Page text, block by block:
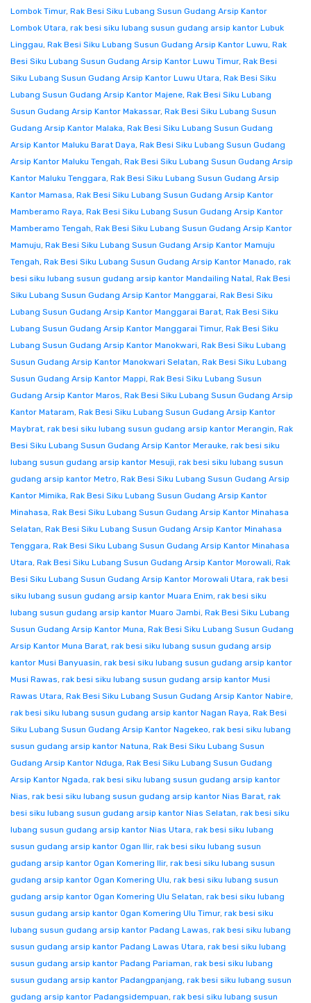
Lombok Timur, Rak Besi Siku Lubang Susun Gudang Arsip Kantor
Lombok Utara, rak besi siku lubang susun gudang arsip kantor Lubuk
Linggau, Rak Besi Siku Lubang Susun Gudang Arsip Kantor Luwu, Rak
Besi Siku Lubang Susun Gudang Arsip Kantor Luwu Timur, Rak Besi
Siku Lubang Susun Gudang Arsip Kantor Luwu Utara, Rak Besi Siku
Lubang Susun Gudang Arsip Kantor Majene, Rak Besi Siku Lubang
Susun Gudang Arsip Kantor Makassar, Rak Besi Siku Lubang Susun
Gudang Arsip Kantor Malaka, Rak Besi Siku Lubang Susun Gudang
Arsip Kantor Maluku Barat Daya, Rak Besi Siku Lubang Susun Gudang
Arsip Kantor Maluku Tengah, Rak Besi Siku Lubang Susun Gudang Arsip
Kantor Maluku Tenggara, Rak Besi Siku Lubang Susun Gudang Arsip
Kantor Mamasa, Rak Besi Siku Lubang Susun Gudang Arsip Kantor
Mamberamo Raya, Rak Besi Siku Lubang Susun Gudang Arsip Kantor
Mamberamo Tengah, Rak Besi Siku Lubang Susun Gudang Arsip Kantor
Mamuju, Rak Besi Siku Lubang Susun Gudang Arsip Kantor Mamuju
Tengah, Rak Besi Siku Lubang Susun Gudang Arsip Kantor Manado, rak
besi siku lubang susun gudang arsip kantor Mandailing Natal, Rak Besi
Siku Lubang Susun Gudang Arsip Kantor Manggarai, Rak Besi Siku
Lubang Susun Gudang Arsip Kantor Manggarai Barat, Rak Besi Siku
Lubang Susun Gudang Arsip Kantor Manggarai Timur, Rak Besi Siku
Lubang Susun Gudang Arsip Kantor Manokwari, Rak Besi Siku Lubang
Susun Gudang Arsip Kantor Manokwari Selatan, Rak Besi Siku Lubang
Susun Gudang Arsip Kantor Mappi, Rak Besi Siku Lubang Susun
Gudang Arsip Kantor Maros, Rak Besi Siku Lubang Susun Gudang Arsip
Kantor Mataram, Rak Besi Siku Lubang Susun Gudang Arsip Kantor
Maybrat, rak besi siku lubang susun gudang arsip kantor Merangin, Rak
Besi Siku Lubang Susun Gudang Arsip Kantor Merauke, rak besi siku
lubang susun gudang arsip kantor Mesuji, rak besi siku lubang susun
gudang arsip kantor Metro, Rak Besi Siku Lubang Susun Gudang Arsip
Kantor Mimika, Rak Besi Siku Lubang Susun Gudang Arsip Kantor
Minahasa, Rak Besi Siku Lubang Susun Gudang Arsip Kantor Minahasa
Selatan, Rak Besi Siku Lubang Susun Gudang Arsip Kantor Minahasa
Tenggara, Rak Besi Siku Lubang Susun Gudang Arsip Kantor Minahasa
Utara, Rak Besi Siku Lubang Susun Gudang Arsip Kantor Morowali, Rak
Besi Siku Lubang Susun Gudang Arsip Kantor Morowali Utara, rak besi
siku lubang susun gudang arsip kantor Muara Enim, rak besi siku
lubang susun gudang arsip kantor Muaro Jambi, Rak Besi Siku Lubang
Susun Gudang Arsip Kantor Muna, Rak Besi Siku Lubang Susun Gudang
Arsip Kantor Muna Barat, rak besi siku lubang susun gudang arsip
kantor Musi Banyuasin, rak besi siku lubang susun gudang arsip kantor
Musi Rawas, rak besi siku lubang susun gudang arsip kantor Musi
Rawas Utara, Rak Besi Siku Lubang Susun Gudang Arsip Kantor Nabire,
rak besi siku lubang susun gudang arsip kantor Nagan Raya, Rak Besi
Siku Lubang Susun Gudang Arsip Kantor Nagekeo, rak besi siku lubang
susun gudang arsip kantor Natuna, Rak Besi Siku Lubang Susun
Gudang Arsip Kantor Nduga, Rak Besi Siku Lubang Susun Gudang
Arsip Kantor Ngada, rak besi siku lubang susun gudang arsip kantor
Nias, rak besi siku lubang susun gudang arsip kantor Nias Barat, rak
besi siku lubang susun gudang arsip kantor Nias Selatan, rak besi siku
lubang susun gudang arsip kantor Nias Utara, rak besi siku lubang
susun gudang arsip kantor Ogan Ilir, rak besi siku lubang susun
gudang arsip kantor Ogan Komering Ilir, rak besi siku lubang susun
gudang arsip kantor Ogan Komering Ulu, rak besi siku lubang susun
gudang arsip kantor Ogan Komering Ulu Selatan, rak besi siku lubang
susun gudang arsip kantor Ogan Komering Ulu Timur, rak besi siku
lubang susun gudang arsip kantor Padang Lawas, rak besi siku lubang
susun gudang arsip kantor Padang Lawas Utara, rak besi siku lubang
susun gudang arsip kantor Padang Pariaman, rak besi siku lubang
susun gudang arsip kantor Padangpanjang, rak besi siku lubang susun
gudang arsip kantor Padangsidempuan, rak besi siku lubang susun